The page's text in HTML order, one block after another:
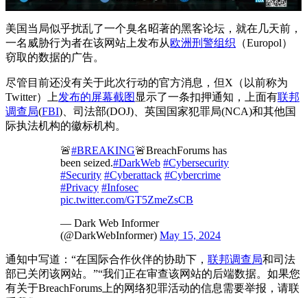
美国当局似乎扰乱了一个臭名昭著的黑客论坛，就在几天前，
一名威胁行为者在该网站上发布从欧洲刑警组织 （Europol）
窃取的数据的广告。
尽管目前还没有关于此次行动的官方消息，但X（以前称为
Twitter）上发布的屏幕截图 显示了一条扣押通知，上面有联邦
调查局(FBI)、司法部(DOJ)、英国国家犯罪局(NCA)和其他国
际执法机构的徽标机构。
🚨#BREAKING🚨BreachForums has
been seized.#DarkWeb #Cybersecurity
#Security #Cyberattack #Cybercrime
#Privacy #Infosec
pic.twitter.com/GT5ZmeZsCB
— Dark Web Informer
(@DarkWebInformer) May 15, 2024
通知中写道：“在国际合作伙伴的协助下， 联邦调查局和司法
部已关闭该网站。”“我们正在审查该网站的后端数据。如果您
有关于BreachForums上的网络犯罪活动的信息需要举报，请联